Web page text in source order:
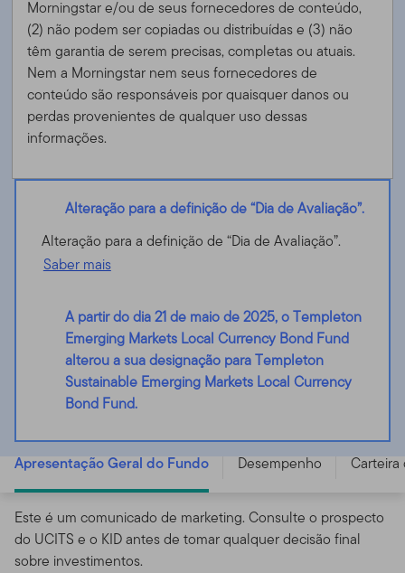
Morningstar e/ou de seus fornecedores de conteúdo,
(2) não podem ser copiadas ou distribuídas e (3) não
têm garantia de serem precisas, completas ou atuais.
Nem a Morningstar nem seus fornecedores de
conteúdo são responsáveis ​​por quaisquer danos ou
perdas provenientes de qualquer uso dessas
informações.
Alteração para a definição de “Dia de Avaliação”.
Alteração para a definição de “Dia de Avaliação”.
Saber mais
A partir do dia 21 de maio de 2025, o Templeton
Emerging Markets Local Currency Bond Fund
alterou a sua designação para Templeton
Sustainable Emerging Markets Local Currency
Bond Fund.
Templeton Sustainable Emerging Markets Local
Apresentação Geral do Fundo Desempenho
Este é um comunicado de marketing. Consulte o prospecto
do UCITS e o KID antes de tomar qualquer decisão final
sobre investimentos.